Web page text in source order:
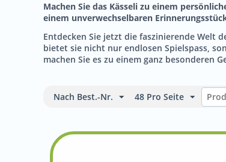
Machen Sie das Kässeli zu einem
einem unverwechselbaren
Entdecken Sie jetzt die faszinierende Welt
bietet sie nicht nur endlosen Spielspass,
machen Sie es zu einem ganz besonderen
Nach Best.-Nr. 48 Pro Seite